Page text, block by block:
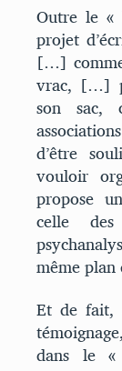
Outre le «
projet
[…]
vrac, […]
son sac,
d’être
vouloir
propose
celle des
même
Et de fait,
dans le